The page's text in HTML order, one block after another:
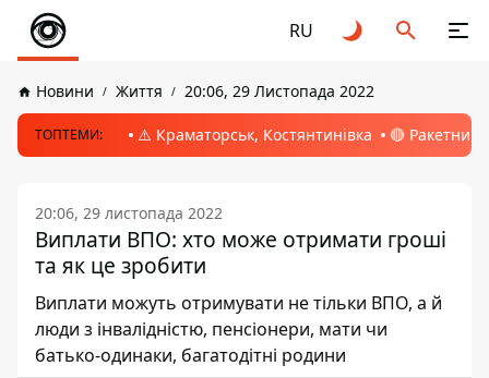
RU
Новини Життя 20:06, 29 Листопада 2022
ТОПТЕМИ: ⚠️ Краматорськ, Костянтинівка 🔴 Ракетний
20:06, 29 листопада 2022
Виплати ВПО: хто може отримати гроші
та як це зробити
Виплати можуть отримувати не тільки ВПО, а й
люди з інвалідністю, пенсіонери, мати чи
батько-одинаки, багатодітні родини